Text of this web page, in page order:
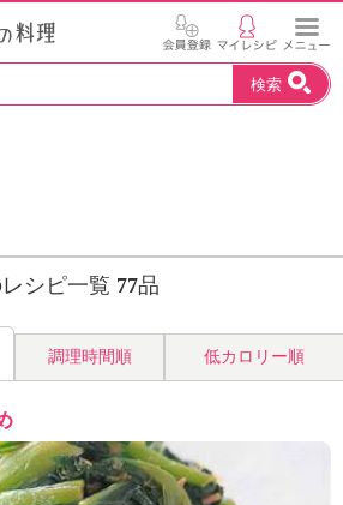
お
見
つ
よ
う
H
K
エ
検索
シピ一覧 77品
調理時間順 低カロリー順